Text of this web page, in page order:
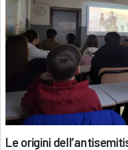
Le origini